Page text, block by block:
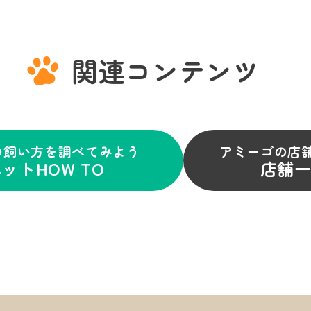
関連コンテンツ
い方を調べてみよう
トHOW TO
アミーゴの店
店舗